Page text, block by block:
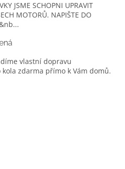
JSME SCHOPNI UPRAVIT
MOTORŮ. NAPIŠTE DO
vlastní dopravu
zdarma přímo k Vám domů.